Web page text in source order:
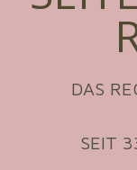
DAS
SEIT